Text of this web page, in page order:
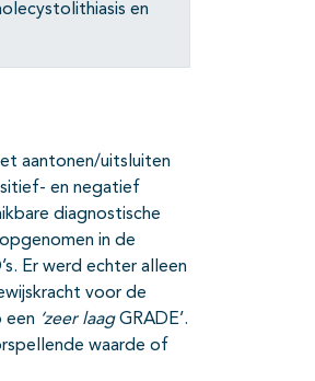
en
aantonen/uitsluiten
en negatief
diagnostische
in de
Er werd echter alleen
voor de
een ‘zeer laagGRADE’.
waarde of